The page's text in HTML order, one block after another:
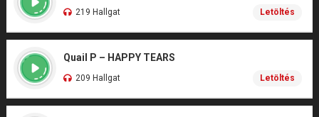
219 Hallgat Letöltés
Quail P – HAPPY TEARS
209 Hallgat Letöltés